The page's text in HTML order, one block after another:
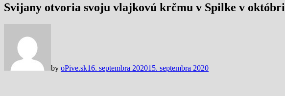
Svijany otvoria svoju vlajkovú krčmu v Spilke v októbri
by oPive.sk16. septembra 202015. septembra 2020